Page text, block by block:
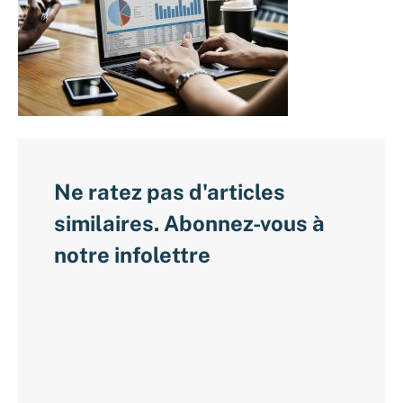
Ne ratez pas d'articles
similaires. Abonnez-vous à
notre infolettre